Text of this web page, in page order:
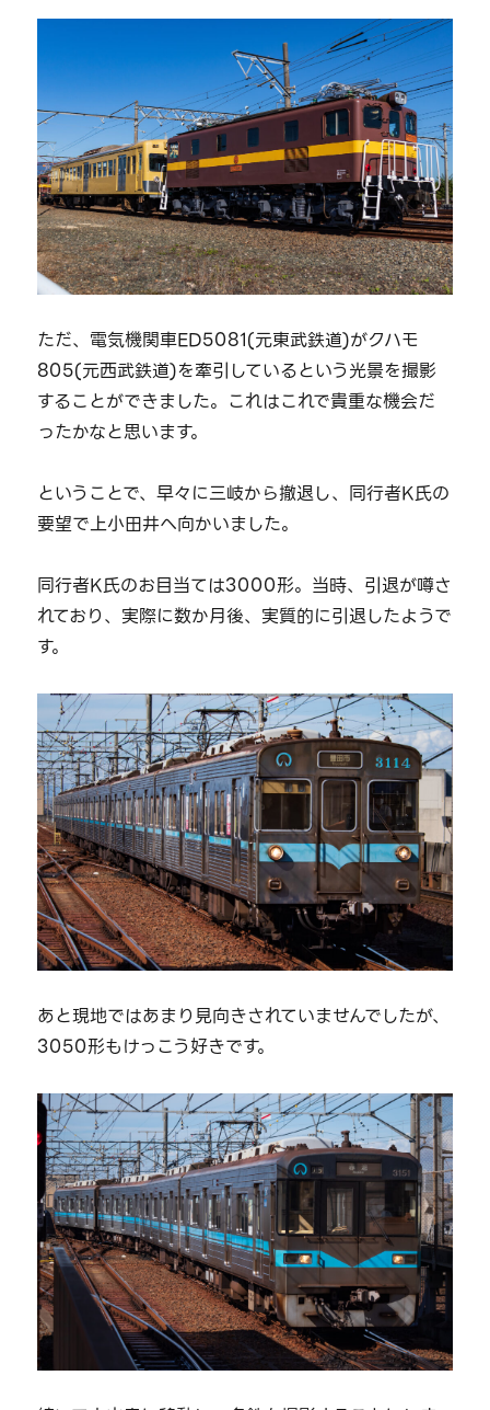
ただ、電気機関車ED5081(元東武鉄道)がクハモ
805(元西武鉄道)を牽引しているという光景を撮影
することができました。これはこれで貴重な機会だ
ったかなと思います。
ということで、早々に三岐から撤退し、同行者K氏の
要望で上小田井へ向かいました。
同行者K氏のお目当ては3000形。当時、引退が噂さ
れており、実際に数か月後、実質的に引退したようで
す。
あと現地ではあまり見向きされていませんでしたが、
3050形もけっこう好きです。